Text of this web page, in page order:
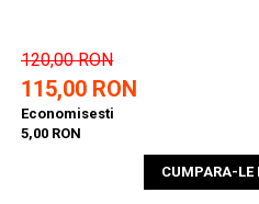
120,00 RON
115,00 RON
Economisesti
5,00 RON
CUMPARA-LE